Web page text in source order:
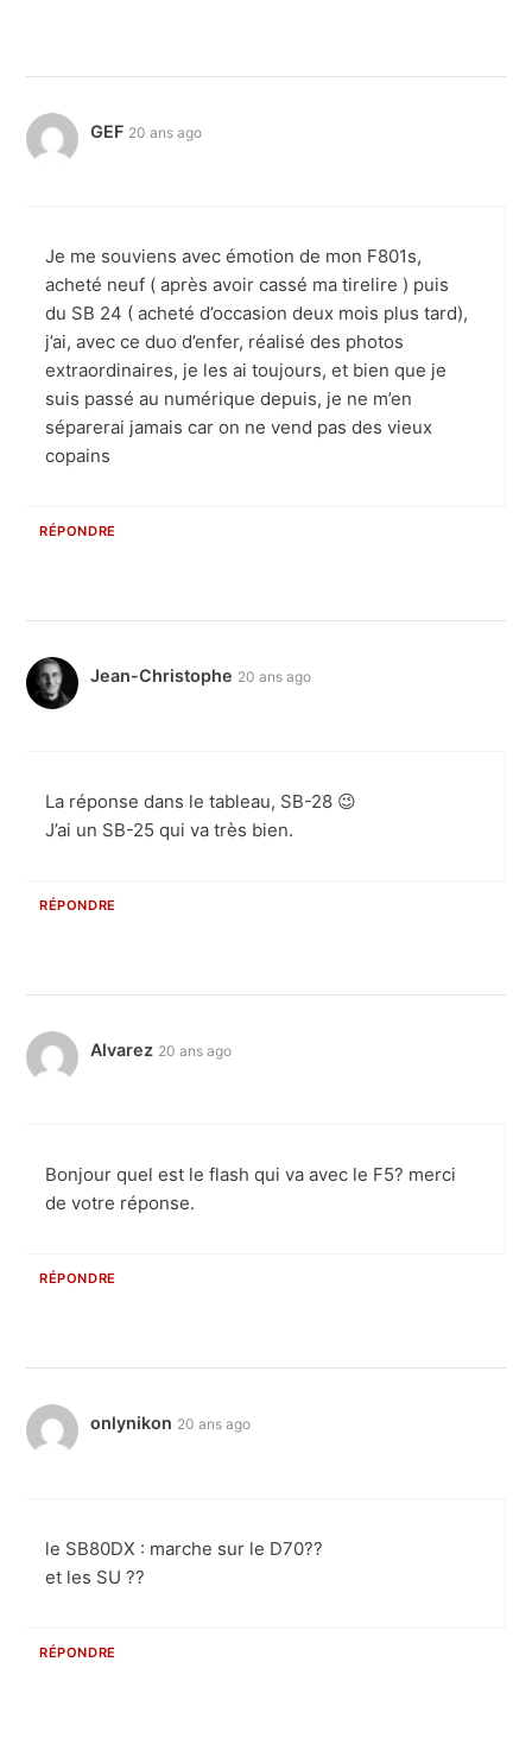
GEF 20 ans ago
Je me souviens avec émotion de mon F801s,
acheté neuf ( après avoir cassé ma tirelire ) puis
du SB 24 ( acheté d’occasion deux mois plus tard),
j’ai, avec ce duo d’enfer, réalisé des photos
extraordinaires, je les ai toujours, et bien que je
suis passé au numérique depuis, je ne m’en
séparerai jamais car on ne vend pas des vieux
copains
RÉPONDRE
Jean-Christophe 20 ans ago
La réponse dans le tableau, SB-28 😉
J’ai un SB-25 qui va très bien.
RÉPONDRE
Alvarez 20 ans ago
Bonjour quel est le flash qui va avec le F5? merci
de votre réponse.
RÉPONDRE
onlynikon 20 ans ago
le SB80DX : marche sur le D70??
et les SU ??
RÉPONDRE